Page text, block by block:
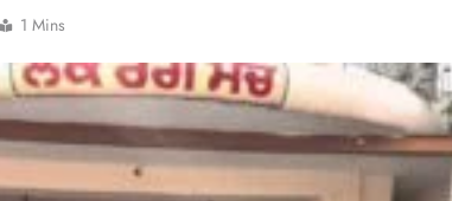
1 Mins